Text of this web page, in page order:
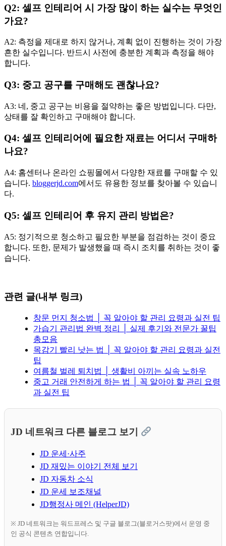
Q2: 셀프 인테리어 시 가장 많이 하는 실수는 무엇인
가요?
A2: 측정을 제대로 하지 않거나, 계획 없이 진행하는 것이 가장
흔한 실수입니다. 반드시 사전에 충분한 계획과 측정을 해야
합니다.
Q3: 중고 공구를 구매해도 괜찮나요?
A3: 네, 중고 공구는 비용을 절약하는 좋은 방법입니다. 다만,
상태를 잘 확인하고 구매해야 합니다.
Q4: 셀프 인테리어에 필요한 재료는 어디서 구매하
나요?
A4: 홈센터나 온라인 쇼핑몰에서 다양한 재료를 구매할 수 있
습니다. bloggerjd.com에서도 유용한 정보를 찾아볼 수 있습니
다.
Q5: 셀프 인테리어 후 유지 관리 방법은?
A5: 정기적으로 청소하고 필요한 부분을 점검하는 것이 중요
합니다. 또한, 문제가 발생했을 때 즉시 조치를 취하는 것이 좋
습니다.
관련 글(내부 링크)
창문 먼지 청소법 │ 꼭 알아야 할 관리 요령과 실전 팁
가습기 관리법 완벽 정리 │ 실제 후기와 전문가 꿀팁
총모음
목감기 빨리 낫는 법 │ 꼭 알아야 할 관리 요령과 실전
팁
여름철 벌레 퇴치법 │ 생활비 아끼는 실속 노하우
중고 거래 안전하게 하는 법 │ 꼭 알아야 할 관리 요령
과 실전 팁
JD 네트워크 다른 블로그 보기
JD 운세·사주
JD 재밌는 이야기 전체 보기
JD 자동차 소식
JD 운세 보조채널
JD행정사 메인 (HelperJD)
※ JD 네트워크는 워드프레스 및 구글 블로그(블로거스팟)에서 운영 중
인 공식 콘텐츠 연합입니다.